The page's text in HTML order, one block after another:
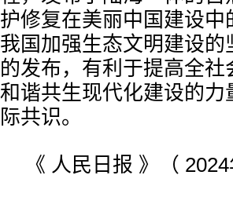
护修复在美丽中国建设
我国加强生态文明建设
的发布，有利于提高全
和谐共生现代化建设的
际共识。
《 人民日报 》（